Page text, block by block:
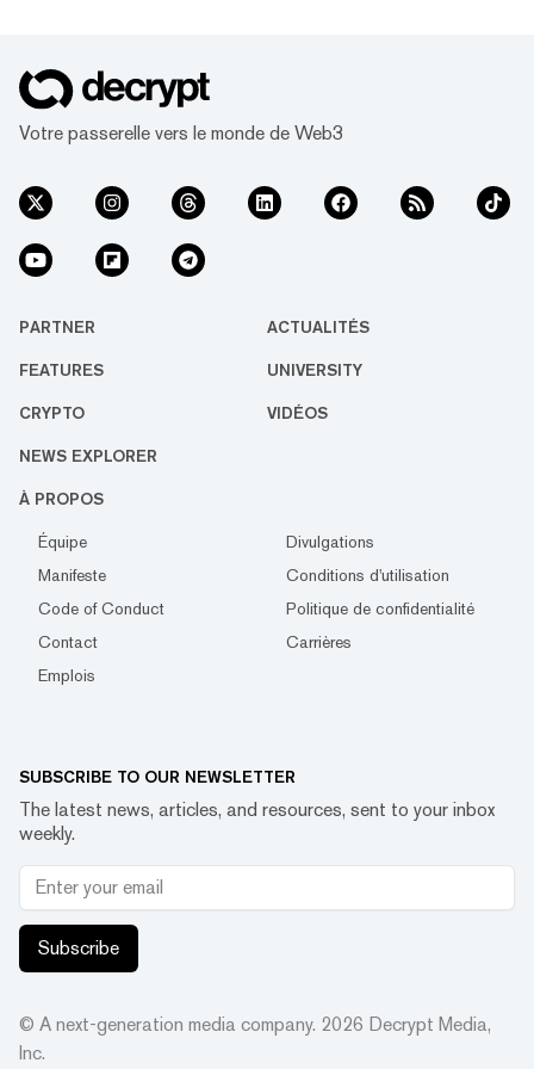
Votre passerelle vers le monde de Web3
PARTNER ACTUALITÉS
FEATURES UNIVERSITY
CRYPTO VIDÉOS
NEWS EXPLORER
À PROPOS
Équipe
Divulgations
Manifeste
Conditions d'utilisation
Code of Conduct
Politique de confidentialité
Contact
Carrières
Emplois
SUBSCRIBE TO OUR NEWSLETTER
The latest news, articles, and resources, sent to your inbox
weekly.
Subscribe
© A next-generation media company. 2026 Decrypt Media,
Inc.